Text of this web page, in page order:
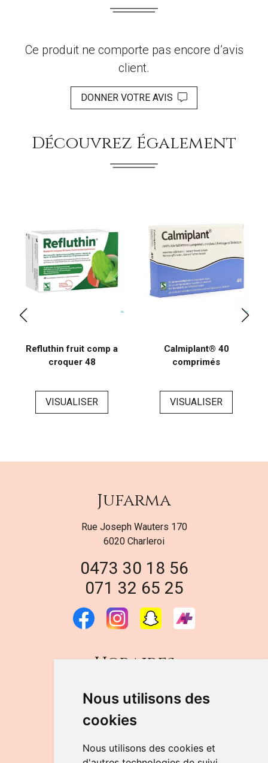
Nous utilisons des
cookies
Nous utilisons des cookies et
Ce produit ne comporte pas encore d’avis
client.
DONNER VOTRE AVIS
Découvrez Également
Refluthin fruit comp a
croquer 48
VISUALISER
Calmiplant® 40
comprimés
VISUALISER
Jufarma
Rue Joseph Wauters 170
6020 Charleroi
0473 30 18 56
071 32 65 25
Horaires
DU LUNDI AU VENDREDI
de 9h à 12h30 et de 14h à 18h
LE SAMEDI
de 9h à 12h30